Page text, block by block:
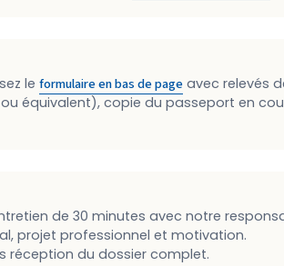
leformulaire en bas de page avec relevés
équivalent), copie du passeport en
de 30 minutes avec notre
projet professionnel et motivation.
réception du dossier complet.